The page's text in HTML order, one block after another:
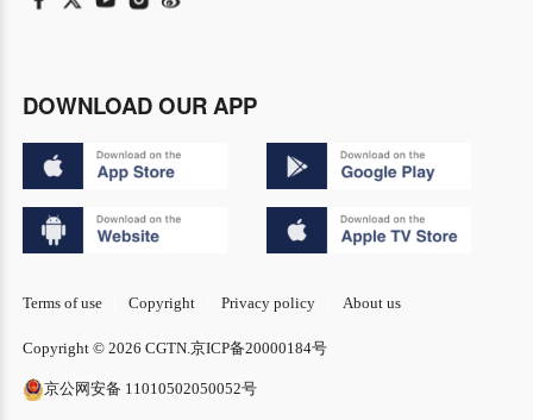
DOWNLOAD OUR APP
Terms of use Copyright Privacy policy About us
Copyright © 2026 CGTN. 京ICP备20000184号
京公网安备 11010502050052号